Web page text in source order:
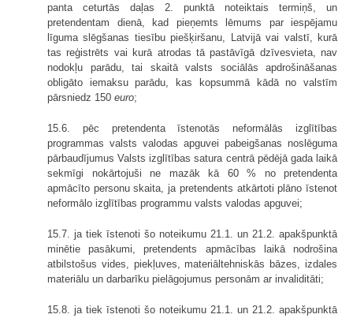
panta ceturtās daļas 2. punktā noteiktais termiņš, un
pretendentam dienā, kad pieņemts lēmums par iespējamu
līguma slēgšanas tiesību piešķiršanu, Latvijā vai valstī, kurā
tas reģistrēts vai kurā atrodas tā pastāvīgā dzīvesvieta, nav
nodokļu parādu, tai skaitā valsts sociālās apdrošināšanas
obligāto iemaksu parādu, kas kopsummā kādā no valstīm
pārsniedz 150 euro;
15.6. pēc pretendenta īstenotās neformālās izglītības
programmas valsts valodas apguvei pabeigšanas noslēguma
pārbaudījumus Valsts izglītības satura centrā pēdējā gada laikā
sekmīgi nokārtojuši ne mazāk kā 60 % no pretendenta
apmācīto personu skaita, ja pretendents atkārtoti plāno īstenot
neformālo izglītības programmu valsts valodas apguvei;
15.7. ja tiek īstenoti šo noteikumu 21.1. un 21.2. apakšpunktā
minētie pasākumi, pretendents apmācības laikā nodrošina
atbilstošus vides, piekļuves, materiāltehniskās bāzes, izdales
materiālu un darbarīku pielāgojumus personām ar invaliditāti;
15.8. ja tiek īstenoti šo noteikumu 21.1. un 21.2. apakšpunktā